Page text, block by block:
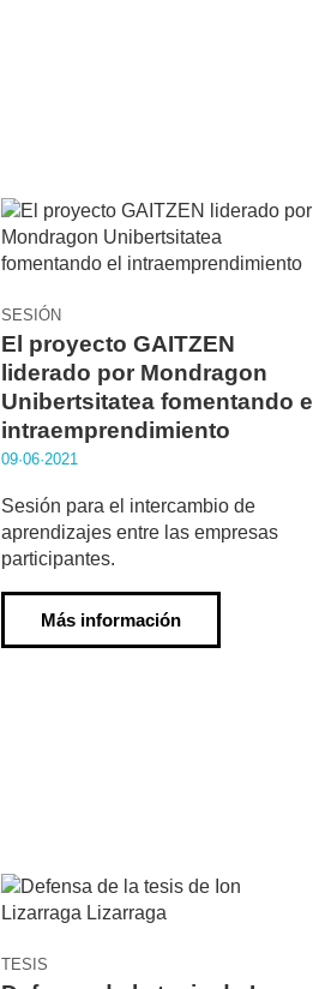
SESIÓN
El proyecto GAITZEN
liderado por Mondragon
Unibertsitatea fomentando el
intraemprendimiento
09·06·2021
Sesión para el intercambio de
aprendizajes entre las empresas
participantes.
Más información
TESIS